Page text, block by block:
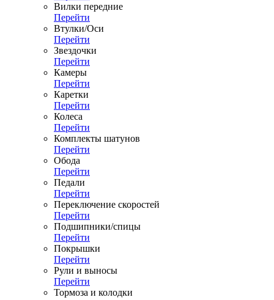
Вилки передние
Перейти
Втулки/Оси
Перейти
Звездочки
Перейти
Камеры
Перейти
Каретки
Перейти
Колеса
Перейти
Комплекты шатунов
Перейти
Обода
Перейти
Педали
Перейти
Переключение скоростей
Перейти
Подшипники/спицы
Перейти
Покрышки
Перейти
Рули и выносы
Перейти
Тормоза и колодки